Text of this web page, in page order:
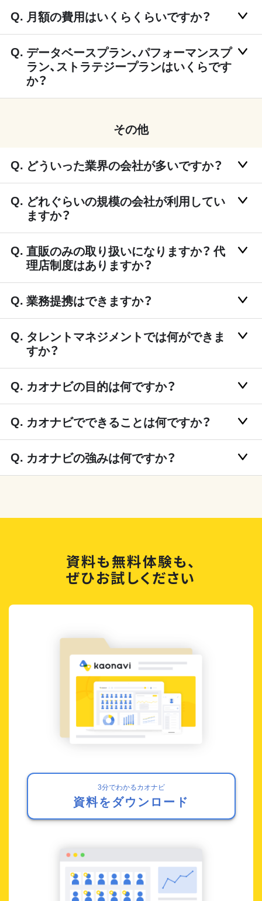
月額の費用はいくらくらいですか？
データベースプラン、パフォーマンスプ
ラン、ストラテジープランはいくらです
か？
その他
どういった業界の会社が多いですか？
どれぐらいの規模の会社が利用してい
ますか？
直販のみの取り扱いになりますか？ 代
理店制度はありますか？
業務提携はできますか？
タレントマネジメントでは何ができま
すか？
カオナビの目的は何ですか？
カオナビでできることは何ですか？
カオナビの強みは何ですか？
資料も無料体験も、
ぜひお試しください
3分でわかるカオナビ
資料をダウンロード